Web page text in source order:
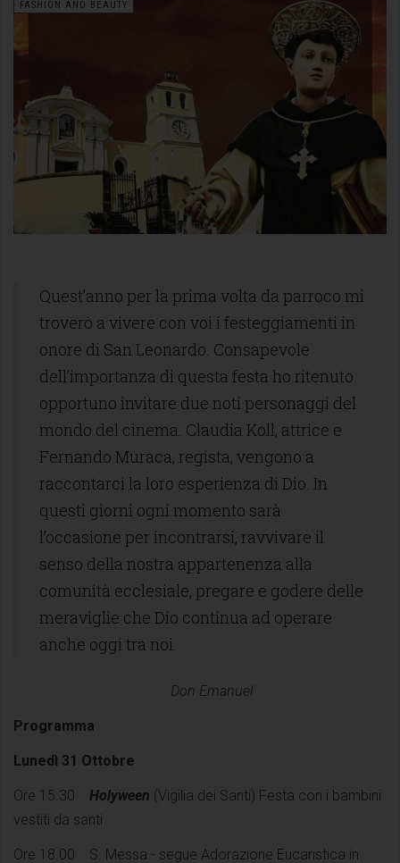
FASHION AND BEAUTY
Quest’anno per la prima volta da parroco mi
troverò a vivere con voi i festeggiamenti in
onore di San Leonardo. Consapevole
dell’importanza di questa festa ho ritenuto
opportuno invitare due noti personaggi del
mondo del cinema. Claudia Koll, attrice e
Fernando Muraca, regista, vengono a
raccontarci la loro esperienza di Dio. In
questi giorni ogni momento sarà
l’occasione per incontrarsi, ravvivare il
senso della nostra appartenenza alla
comunità ecclesiale, pregare e godere delle
meraviglie che Dio continua ad operare
anche oggi tra noi.
Don Emanuel
Programma
Lunedì 31 Ottobre
Ore 15.30 Holyween (Vigilia dei Santi) Festa con i bambini
vestiti da santi
Ore 18.00 S. Messa - segue Adorazione Eucaristica in